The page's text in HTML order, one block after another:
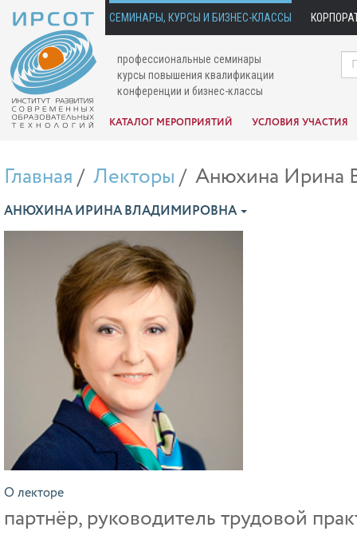
СЕМИНАРЫ, КУРСЫ И БИЗНЕС-КЛАССЫ
профессиональные семинары
курсы повышения квалификации
конференции и бизнес-классы
КАТАЛОГ МЕРОПРИЯТИЙ УСЛОВИЯ УЧАСТИЯ
Главная Лекторы Анюхина Ирина
АНЮХИНА ИРИНА ВЛАДИМИРОВНА
О лекторе
партнёр, руководитель трудовой